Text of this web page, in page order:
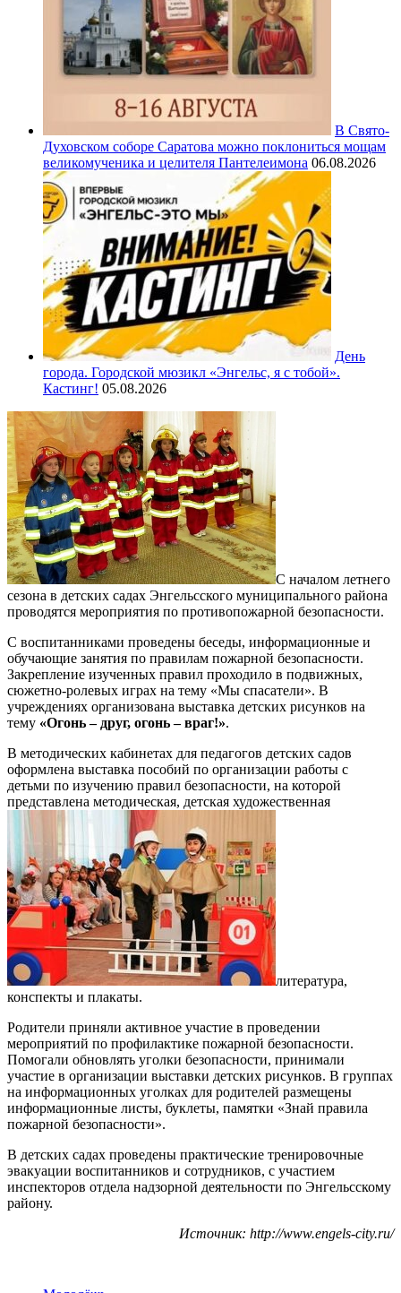
В Свято-
Духовском соборе Саратова можно поклониться мощам
великомученика и целителя Пантелеимона 06.08.2026
День
города. Городской мюзикл «Энгельс, я с тобой».
Кастинг! 05.08.2026
С началом летнего
сезона в детских садах Энгельсского муниципального района
проводятся мероприятия по противопожарной безопасности.
С воспитанниками проведены беседы, информационные и
обучающие занятия по правилам пожарной безопасности.
Закрепление изученных правил проходило в подвижных,
сюжетно-ролевых играх на тему «Мы спасатели». В
учреждениях организована выставка детских рисунков на
тему «Огонь – друг, огонь – враг!».
В методических кабинетах для педагогов детских садов
оформлена выставка пособий по организации работы с
детьми по изучению правил безопасности, на которой
представлена методическая, детская художественная
литература,
конспекты и плакаты.
Родители приняли активное участие в проведении
мероприятий по профилактике пожарной безопасности.
Помогали обновлять уголки безопасности, принимали
участие в организации выставки детских рисунков. В группах
на информационных уголках для родителей размещены
информационные листы, буклеты, памятки «Знай правила
пожарной безопасности».
В детских садах проведены практические тренировочные
эвакуации воспитанников и сотрудников, с участием
инспекторов отдела надзорной деятельности по Энгельсскому
району.
Источник: http://www.engels-city.ru/